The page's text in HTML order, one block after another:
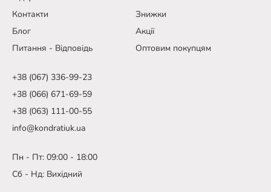
Контакти
Знижки
Блог
Акції
Питання - Відповідь
Оптовим покупцям
+38 (067) 336-99-23
+38 (066) 671-69-59
+38 (063) 111-00-55
info@kondratiuk.ua
Пн - Пт: 09:00 - 18:00
Сб - Нд: Вихідний